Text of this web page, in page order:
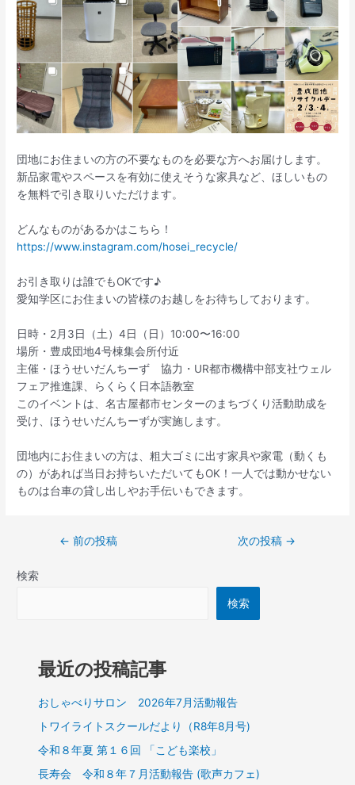
団地にお住まいの方の不要なものを必要な方へお届けします。
新品家電やスペースを有効に使えそうな家具など、ほしいもの
を無料で引き取りいただけます。
どんなものがあるかはこちら！
https://www.instagram.com/hosei_recycle/
お引き取りは誰でもOKです♪
愛知学区にお住まいの皆様のお越しをお待ちしております。
日時・2月3日（土）4日（日）10:00〜16:00
場所・豊成団地4号棟集会所付近
主催・ほうせいだんちーず 協力・UR都市機構中部支社ウェル
フェア推進課、らくらく日本語教室
このイベントは、名古屋都市センターのまちづくり活動助成を
受け、ほうせいだんちーずが実施します。
団地内にお住まいの方は、粗大ゴミに出す家具や家電（動くも
の）があれば当日お持ちいただいてもOK！一人では動かせない
ものは台車の貸し出しやお手伝いもできます。
← 前の投稿 次の投稿 →
検索
検索
最近の投稿記事
おしゃべりサロン 2026年7月活動報告
トワイライトスクールだより（R8年8月号)
令和８年夏 第１６回 「こども楽校」
長寿会 令和８年７月活動報告 (歌声カフェ)